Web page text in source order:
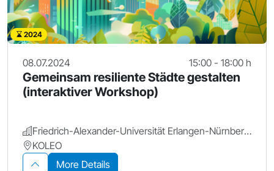
2024
08.07.2024 15:00 - 18:00 h
Gemeinsam resiliente Städte gestalten
(interaktiver Workshop)
Friedrich-Alexander-Universität Erlangen-Nürnberg.
KOLEO
More Details